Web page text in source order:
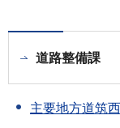
道路整備課
主要地方道筑